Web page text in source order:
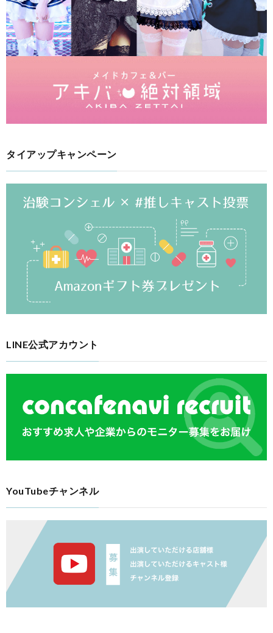
タイアップキャンペーン
LINE公式アカウント
YouTubeチャンネル